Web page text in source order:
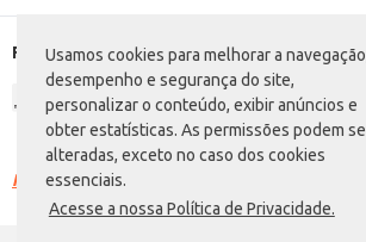
Usamos cookies para melhorar a
desempenho e segurança do site,
personalizar o conteúdo, exibir anúncios e
obter estatísticas. As permissões podem
alteradas, exceto no caso dos cookies
essenciais.
Acesse a nossa Política de Privacidade.
Formas de pagamento
Racismo é crime. Denuncie. Disque 100 ou